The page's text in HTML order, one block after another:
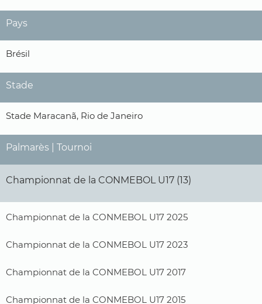
Pays
Brésil
Stade
Stade Maracanã, Rio de Janeiro
Palmarès | Tournoi
Championnat de la CONMEBOL U17 (13)
Championnat de la CONMEBOL U17 2025
Championnat de la CONMEBOL U17 2023
Championnat de la CONMEBOL U17 2017
Championnat de la CONMEBOL U17 2015